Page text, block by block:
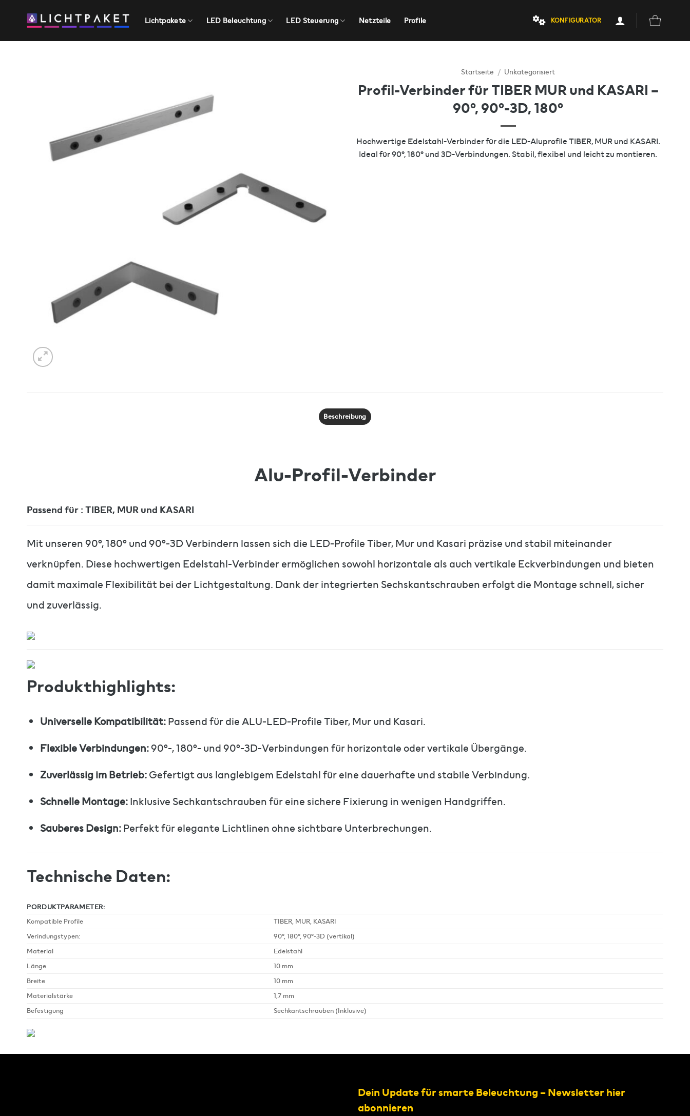
springen
Lichtpakete LED Beleuchtung LED Steuerung Netzteile Profile KONFIGURATOR
Startseite / Unkategorisiert
Profil-Verbinder für TIBER MUR und KASARI –
90°, 90°-3D, 180°
Hochwertige Edelstahl-Verbinder für die LED-Aluprofile TIBER, MUR und KASARI.
Ideal für 90°, 180° und 3D-Verbindungen. Stabil, flexibel und leicht zu montieren.
Beschreibung
Alu-Profil-Verbinder
Passend für : TIBER, MUR und KASARI
Mit unseren 90°, 180° und 90°-3D Verbindern lassen sich die LED-Profile Tiber, Mur und Kasari präzise und stabil miteinander
verknüpfen. Diese hochwertigen Edelstahl-Verbinder ermöglichen sowohl horizontale als auch vertikale Eckverbindungen und bieten
damit maximale Flexibilität bei der Lichtgestaltung. Dank der integrierten Sechskantschrauben erfolgt die Montage schnell, sicher
und zuverlässig.
Produkthighlights:
Universelle Kompatibilität:Passend für die ALU-LED-Profile Tiber, Mur und Kasari.
Flexible Verbindungen:90°-, 180°- und 90°-3D-Verbindungen für horizontale oder vertikale Übergänge.
Zuverlässig im Betrieb:Gefertigt aus langlebigem Edelstahl für eine dauerhafte und stabile Verbindung.
Schnelle Montage:Inklusive Sechkantschrauben für eine sichere Fixierung in wenigen Handgriffen.
Sauberes Design:Perfekt für elegante Lichtlinen ohne sichtbare Unterbrechungen.
Technische Daten:
PORDUKTPARAMETER:
Kompatible Profile
TIBER, MUR, KASARI
Verindungstypen:
90°, 180°, 90°-3D (vertikal)
Material
Edelstahl
Länge
10 mm
Breite
10 mm
Materialstärke
1,7 mm
Befestigung
Sechkantschrauben (Inklusive)
Dein Update für smarte Beleuchtung – Newsletter hier
abonnieren